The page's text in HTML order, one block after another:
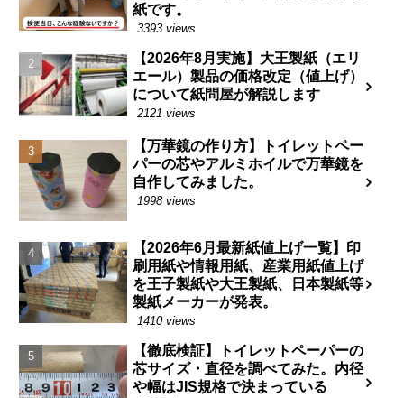
紙です。
3393 views
【2026年8月実施】大王製紙（エリ
エール）製品の価格改定（値上げ）
について紙問屋が解説します
2121 views
【万華鏡の作り方】トイレットペー
パーの芯やアルミホイルで万華鏡を
自作してみました。
1998 views
【2026年6月最新紙値上げ一覧】印
刷用紙や情報用紙、産業用紙値上げ
を王子製紙や大王製紙、日本製紙等
製紙メーカーが発表。
1410 views
【徹底検証】トイレットペーパーの
芯サイズ・直径を調べてみた。内径
や幅はJIS規格で決まっている